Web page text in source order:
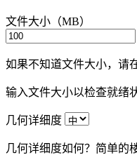
文件大小（MB）
如果不知道文件大小，请
输入文件大小以检查就绪
几何详细度
几何详细度如何？简单的